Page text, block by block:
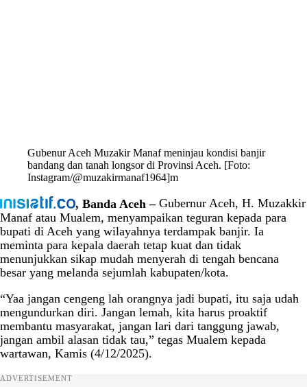
Gubenur Aceh Muzakir Manaf meninjau kondisi banjir
bandang dan tanah longsor di Provinsi Aceh. [Foto:
Instagram/@muzakirmanaf1964]m
, Banda Aceh –Gubernur Aceh, H. Muzakkir
Manaf atau Mualem, menyampaikan teguran kepada para
bupati di Aceh yang wilayahnya terdampak banjir. Ia
meminta para kepala daerah tetap kuat dan tidak
menunjukkan sikap mudah menyerah di tengah bencana
besar yang melanda sejumlah kabupaten/kota.
“Yaa jangan cengeng lah orangnya jadi bupati, itu saja udah
mengundurkan diri. Jangan lemah, kita harus proaktif
membantu masyarakat, jangan lari dari tanggung jawab,
jangan ambil alasan tidak tau,” tegas Mualem kepada
wartawan, Kamis (4/12/2025).
ADVERTISEMENT